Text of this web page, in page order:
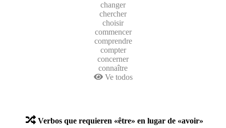
changer
chercher
choisir
commencer
comprendre
compter
concerner
connaître
Ve todos
Verbos que requieren «être» en lugar de «avoir»